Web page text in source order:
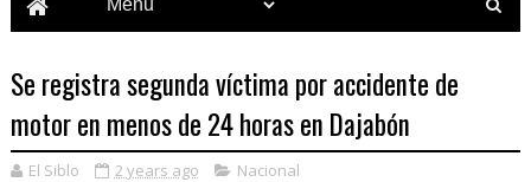
Se registra segunda víctima por accidente de
motor en menos de 24 horas en Dajabón
El Siblo 2 years ago Nacional